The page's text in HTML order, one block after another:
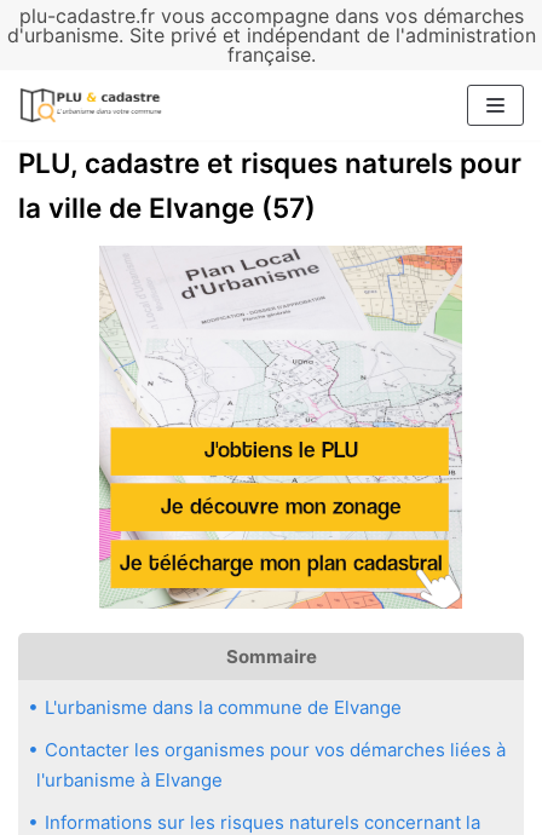
plu-cadastre.fr vous accompagne dans vos démarches
d'urbanisme. Site privé et indépendant de l'administration
française.
Aller
contenu
PLU, cadastre et risques naturels pour
la ville de Elvange (57)
Sommaire
L'urbanisme dans la commune de Elvange
Contacter les organismes pour vos démarches liées à
l'urbanisme à Elvange
Informations sur les risques naturels concernant la